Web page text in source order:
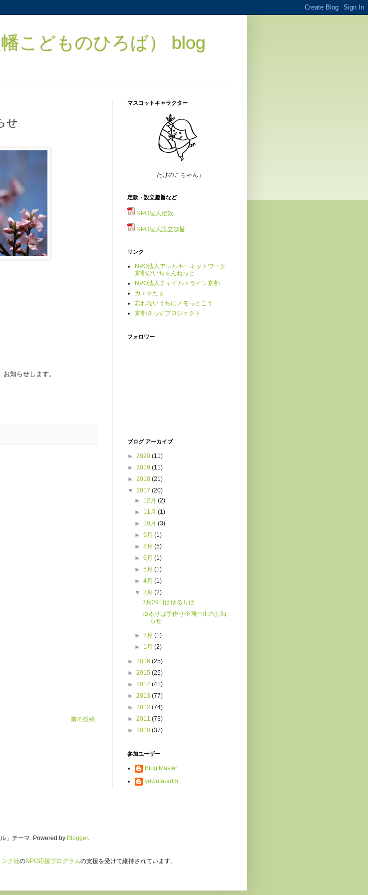
こどものひろば） blog
せ
知らせします。
前の投稿
マスコットキャラクター
「たけのこちゃん」
定款・設立趣旨など
NPO法人定款
NPO法人設立趣旨
リンク
NPO法人アレルギーネットワーク
京都ぴいちゃんねっと
NPO法人チャイルドライン京都
カエ☆たま
忘れないうちにメモっとこう
京都きっずプロジェクト
フォロワー
ブログ アーカイブ
► 2020 (11)
► 2019 (11)
► 2018 (21)
▼ 2017 (20)
► 12月(2)
► 11月(1)
► 10月(3)
►9月(1)
►8月(5)
►6月(1)
►5月(1)
►4月(1)
▼3月(2)
3月29日はゆるりば
ゆるりば手作り企画中止のお知
らせ
►2月(1)
► 1月(2)
► 2016 (25)
► 2015 (25)
► 2014 (41)
► 2013 (77)
► 2012 (74)
► 2011 (73)
► 2010 (37)
参加ユーザー
Blog Master
yawata-adm
ル」テーマ. Powered by Blogger.
ンク社のNPO応援プログラムの支援を受けて維持されています。